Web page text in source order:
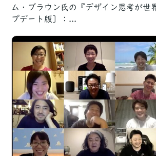
ム・ブラウン氏の『デザイン思考が世
プデート版〕：...